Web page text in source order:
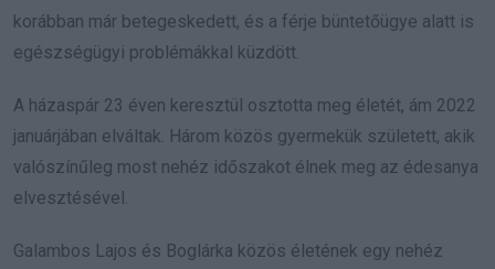
korábban már betegeskedett, és a férje büntetőügye alatt is
egészségügyi problémákkal küzdött.
A házaspár 23 éven keresztül osztotta meg életét, ám 2022
januárjában elváltak. Három közös gyermekük született, akik
valószínűleg most nehéz időszakot élnek meg az édesanya
elvesztésével.
Galambos Lajos és Boglárka közös életének egy nehéz